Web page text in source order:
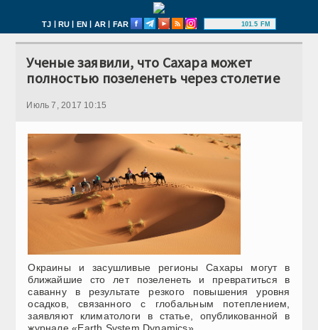
TJ | RU | EN | AR | FAR 101.5 FM
Ученые заявили, что Сахара может
полностью позеленеть через столетие
Июль 7, 2017 10:15
Окраины и засушливые регионы Сахары могут в
ближайшие сто лет позеленеть и превратиться в
саванну в результате резкого повышения уровня
осадков, связанного с глобальным потеплением,
заявляют климатологи в статье, опубликованной в